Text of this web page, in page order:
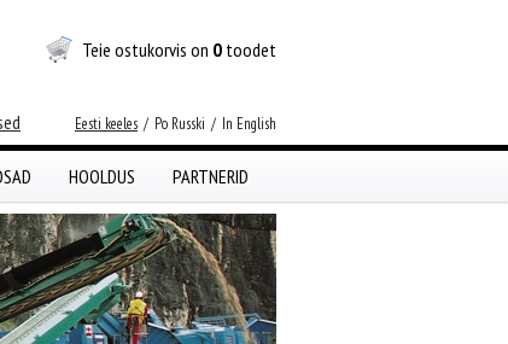
Teie ostukorvis on 0 toodet
Eesti keeles / Po Russki / In English
HOOLDUS PARTNERID